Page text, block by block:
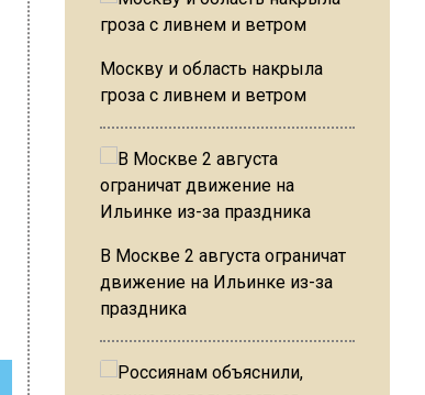
Москву и область накрыла
гроза с ливнем и ветром
В Москве 2 августа ограничат
движение на Ильинке из-за
праздника